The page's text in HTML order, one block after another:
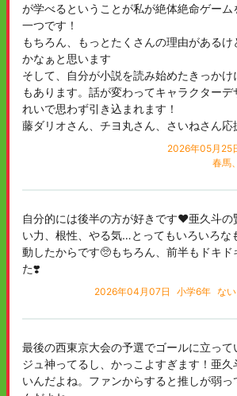
が学べるということが私が絶体絶命ゲー
一つです！
もちろん、もっとたくさんの理由がある
かなぁと思います
そして、自分が小説を読み始めたきっか
もあります。話が変わってキャラクターデ
れいで思わず引き込まれます！
藤ダリオさん、チヨ丸さん、さいねさん応
2026年05月25
春馬
自分的には後半の方が好きです❤️亜久斗の
い力、根性、やる気…とってもいろいろな
動したからです🥺もちろん、前半もドキド
た❣️
2026年04月07日 小学6年 な
最後の西東京大会の予選でゴールに立っ
ジュ神ってるし、かっこよすぎます！亜久
いんだよね。ファンからすると推しが弱